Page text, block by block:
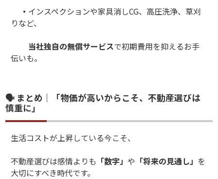
・ インスペクションや家具消しCG、高圧洗浄、草刈
りなど、
当社独自の無償サービスで初期費用を抑えるお手
伝いも。
🗣 まとめ｜「物価が高いからこそ、不動産選びは
慎重に」
生活コストが上昇している今こそ、
不動産選びは感情よりも 「数字」や 「将来の見通し」 を
大切にすべき時代です。